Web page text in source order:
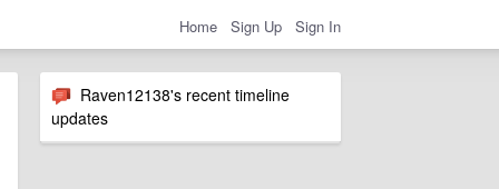
Home Sign Up Sign In
Raven12138's recent timeline
updates